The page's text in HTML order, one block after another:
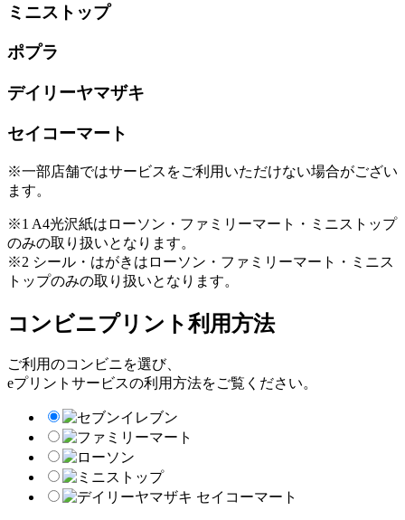
ミニストップ
ポプラ
デイリーヤマザキ
セイコーマート
※一部店舗ではサービスをご利用いただけない場合がござい
ます。
※1 A4光沢紙はローソン・ファミリーマート・ミニストップ
のみの取り扱いとなります。
※2 シール・はがきはローソン・ファミリーマート・ミニス
トップのみの取り扱いとなります。
コンビニプリント利用方法
ご利用のコンビニを選び、
eプリントサービスの利用方法をご覧ください。